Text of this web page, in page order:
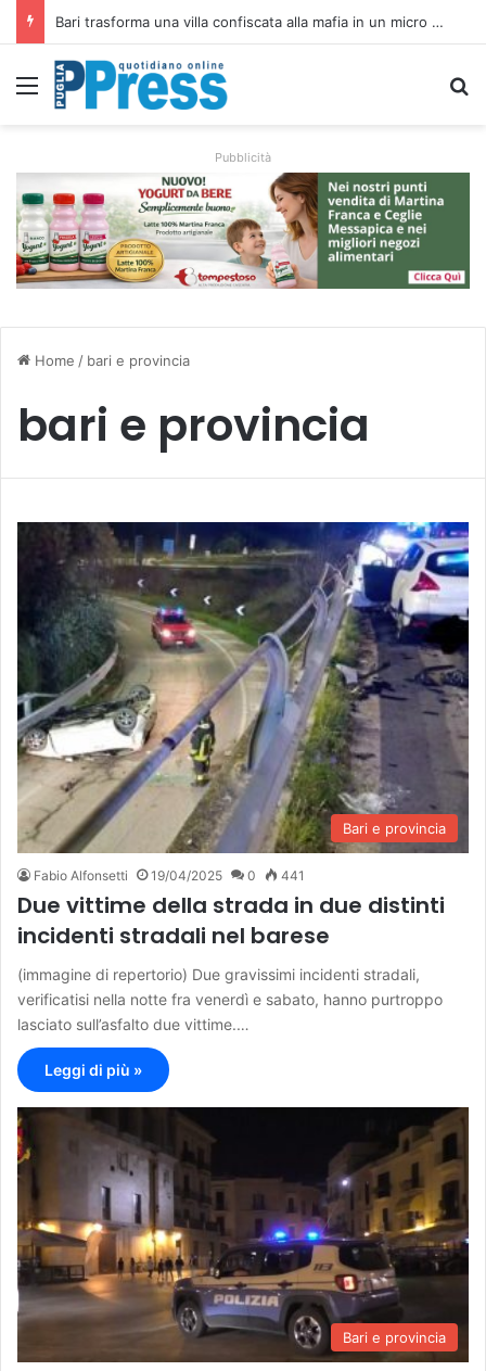
Rubano strumenti e farmaci ai medici dei migranti a Bari: ferme le visite a Nardò
Menu
Pubblicità
Home / bari e provincia
bari e provincia
Bari e provincia
Fabio Alfonsetti 19/04/2025 0 441
Due vittime della strada in due distinti
incidenti stradali nel barese
(immagine di repertorio) Due gravissimi incidenti stradali,
verificatisi nella notte fra venerdì e sabato, hanno purtroppo
lasciato sull’asfalto due vittime.…
Leggi di più »
Bari e provincia